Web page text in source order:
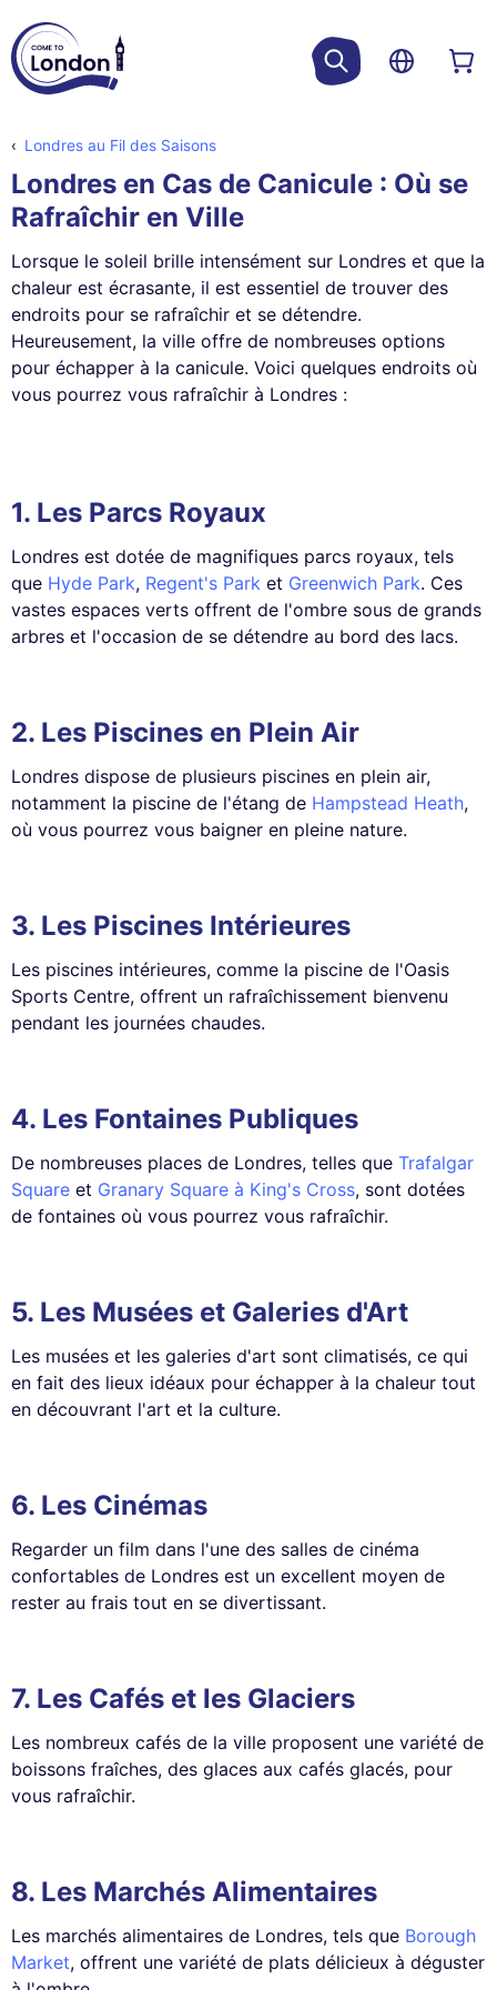
Londres au Fil des Saisons
Londres en Cas de Canicule : Où se
Rafraîchir en Ville
Lorsque le soleil brille intensément sur Londres et que la
chaleur est écrasante, il est essentiel de trouver des
endroits pour se rafraîchir et se détendre.
Heureusement, la ville offre de nombreuses options
pour échapper à la canicule. Voici quelques endroits où
vous pourrez vous rafraîchir à Londres :
1. Les Parcs Royaux
Londres est dotée de magnifiques parcs royaux, tels
que Hyde Park, Regent's Park et Greenwich Park. Ces
vastes espaces verts offrent de l'ombre sous de grands
arbres et l'occasion de se détendre au bord des lacs.
2. Les Piscines en Plein Air
Londres dispose de plusieurs piscines en plein air,
notamment la piscine de l'étang de Hampstead Heath,
où vous pourrez vous baigner en pleine nature.
3. Les Piscines Intérieures
Les piscines intérieures, comme la piscine de l'Oasis
Sports Centre, offrent un rafraîchissement bienvenu
pendant les journées chaudes.
4. Les Fontaines Publiques
De nombreuses places de Londres, telles que Trafalgar
Square et Granary Square à King's Cross, sont dotées
de fontaines où vous pourrez vous rafraîchir.
5. Les Musées et Galeries d'Art
Les musées et les galeries d'art sont climatisés, ce qui
en fait des lieux idéaux pour échapper à la chaleur tout
en découvrant l'art et la culture.
6. Les Cinémas
Regarder un film dans l'une des salles de cinéma
confortables de Londres est un excellent moyen de
rester au frais tout en se divertissant.
7. Les Cafés et les Glaciers
Les nombreux cafés de la ville proposent une variété de
boissons fraîches, des glaces aux cafés glacés, pour
vous rafraîchir.
8. Les Marchés Alimentaires
Les marchés alimentaires de Londres, tels que Borough
Market, offrent une variété de plats délicieux à déguster